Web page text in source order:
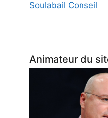
Soulabail Conseil
Animateur du